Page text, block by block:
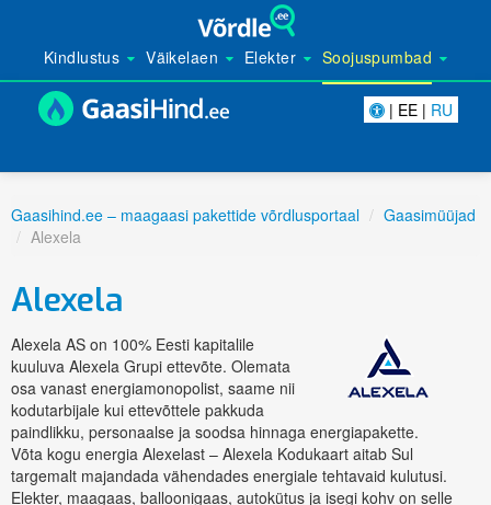
Kindlustus Väikelaen Elekter Soojuspumbad
| EE | RU
Gaasihind.ee – maagaasi pakettide võrdlusportaal
Gaasimüüjad
Alexela
Alexela
Alexela AS on 100% Eesti kapitalile
kuuluva Alexela Grupi ettevõte. Olemata
osa vanast energiamonopolist, saame nii
kodutarbijale kui ettevõttele pakkuda
paindlikku, personaalse ja soodsa hinnaga energiapakette.
Võta kogu energia Alexelast – Alexela Kodukaart aitab Sul
targemalt majandada vähendades energiale tehtavaid kulutusi.
Elekter, maagaas, balloonigaas, autokütus ja isegi kohv on selle